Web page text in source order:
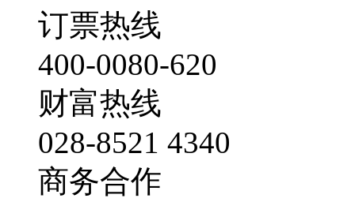
订票热线
400-0080-620
财富热线
028-8521 4340
商务合作